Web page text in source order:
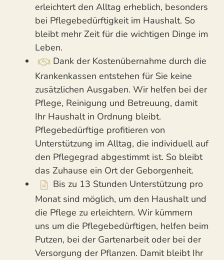
erleichtert den Alltag erheblich, besonders
bei Pflegebedürftigkeit im Haushalt. So
bleibt mehr Zeit für die wichtigen Dinge im
Leben.
Dank der Kostenübernahme durch die
Krankenkassen entstehen für Sie keine
zusätzlichen Ausgaben. Wir helfen bei der
Pflege, Reinigung und Betreuung, damit
Ihr Haushalt in Ordnung bleibt.
Pflegebedürftige profitieren von
Unterstützung im Alltag, die individuell auf
den Pflegegrad abgestimmt ist. So bleibt
das Zuhause ein Ort der Geborgenheit.
Bis zu 13 Stunden Unterstützung pro
Monat sind möglich, um den Haushalt und
die Pflege zu erleichtern. Wir kümmern
uns um die Pflegebedürftigen, helfen beim
Putzen, bei der Gartenarbeit oder bei der
Versorgung der Pflanzen. Damit bleibt Ihr